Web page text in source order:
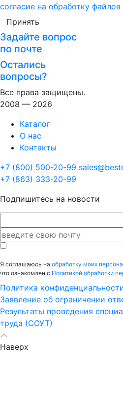
согласие на обработку
Принять
Задайте вопрос
по почте
Остались
вопросы?
Все права защищены.
2008 — 2026
Каталог
О нас
Контакты
+7 (800) 500-20-99
+7 (863) 333-20-99
Подпишитесь на новости
Я соглашаюсь на обработку моих
что ознакомлен с Политикой обработки
Политика
Заявление об ограничении
Результаты проведения
труда (СОУТ)
Наверх